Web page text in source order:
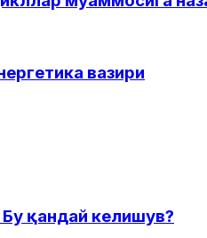
вазири
қандай келишув?